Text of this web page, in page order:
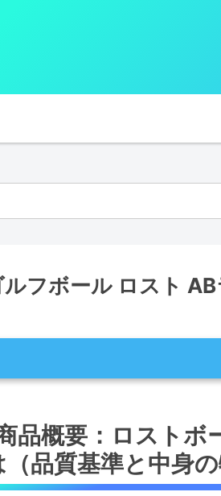
ルフボール ロスト
徴）
品質基準（ABランクの定
中身の特徴（ブランド混
品概要：ロストボ
（品質基準と中身の